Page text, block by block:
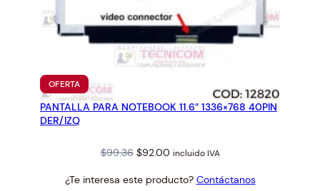
OFERTAPRODUCTO
EN
OFERTA
PANTALLA PARA NOTEBOOK 11.6″ 1336×768 40PIN
DER/IZQ
$99.36 Original
was:
$92.00Current
is:
incluido IVA
¿Te interesa este producto? Contáctanos